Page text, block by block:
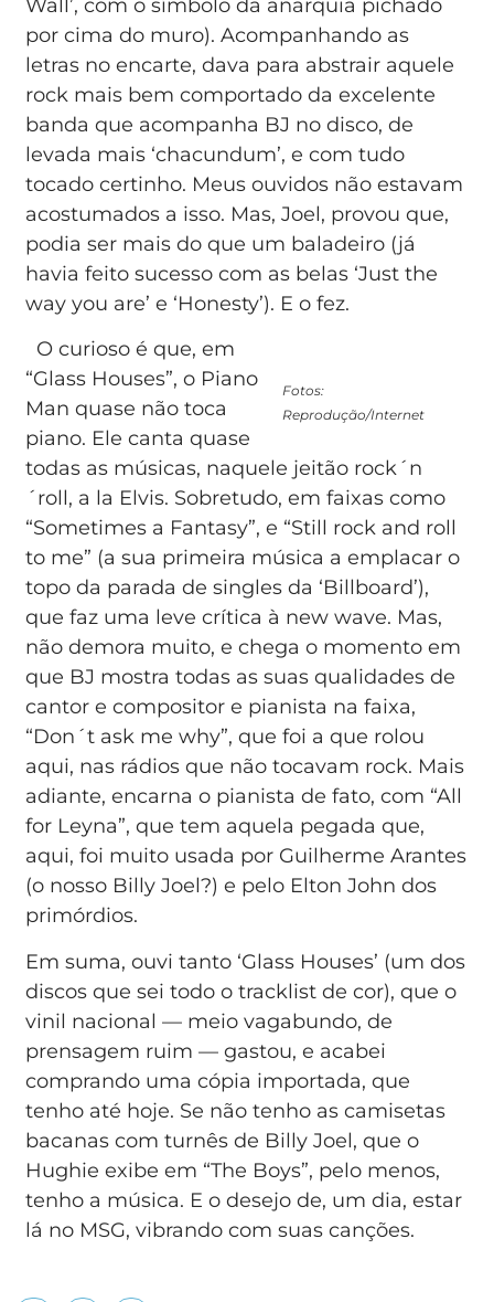
Wall’, com o símbolo da anarquia pichado
por cima do muro). Acompanhando as
letras no encarte, dava para abstrair aquele
rock mais bem comportado da excelente
banda que acompanha BJ no disco, de
levada mais ‘chacundum’, e com tudo
tocado certinho. Meus ouvidos não estavam
acostumados a isso. Mas, Joel, provou que,
podia ser mais do que um baladeiro (já
havia feito sucesso com as belas ‘Just the
way you are’ e ‘Honesty’). E o fez.
Fotos:
Reprodução/Internet
O curioso é que, em
“Glass Houses”, o Piano
Man quase não toca
piano. Ele canta quase
todas as músicas, naquele jeitão rock´n
´roll, a la Elvis. Sobretudo, em faixas como
“Sometimes a Fantasy”, e “Still rock and roll
to me” (a sua primeira música a emplacar o
topo da parada de singles da ‘Billboard’),
que faz uma leve crítica à new wave. Mas,
não demora muito, e chega o momento em
que BJ mostra todas as suas qualidades de
cantor e compositor e pianista na faixa,
“Don´t ask me why”, que foi a que rolou
aqui, nas rádios que não tocavam rock. Mais
adiante, encarna o pianista de fato, com “All
for Leyna”, que tem aquela pegada que,
aqui, foi muito usada por Guilherme Arantes
(o nosso Billy Joel?) e pelo Elton John dos
primórdios.
Em suma, ouvi tanto ‘Glass Houses’ (um dos
discos que sei todo o tracklist de cor), que o
vinil nacional — meio vagabundo, de
prensagem ruim — gastou, e acabei
comprando uma cópia importada, que
tenho até hoje. Se não tenho as camisetas
bacanas com turnês de Billy Joel, que o
Hughie exibe em “The Boys”, pelo menos,
tenho a música. E o desejo de, um dia, estar
lá no MSG, vibrando com suas canções.